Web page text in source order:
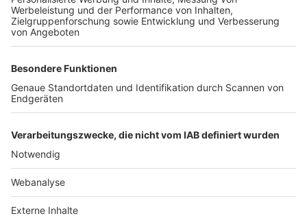
TOP-PARTNER
Nutzungsbedingungen Datenschutz Impressum